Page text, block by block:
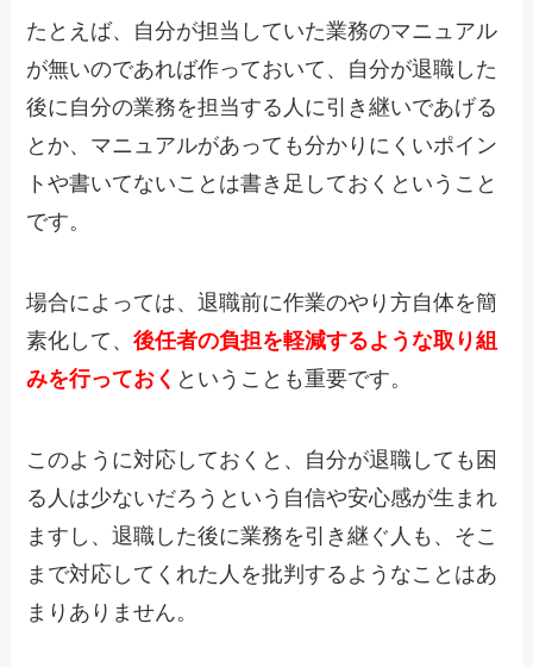
たとえば、自分が担当していた業務のマニュアル
が無いのであれば作っておいて、自分が退職した
後に自分の業務を担当する人に引き継いであげる
とか、マニュアルがあっても分かりにくいポイン
トや書いてないことは書き足しておくということ
です。
場合によっては、退職前に作業のやり方自体を簡
素化して、後任者の負担を軽減するような取り組
みを行っておく ということも重要です。
このように対応しておくと、自分が退職しても困
る人は少ないだろうという自信や安心感が生まれ
ますし、退職した後に業務を引き継ぐ人も、そこ
まで対応してくれた人を批判するようなことはあ
まりありません。